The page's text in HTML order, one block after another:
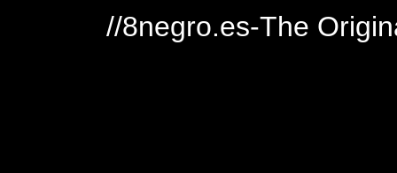
//8negro.es-The